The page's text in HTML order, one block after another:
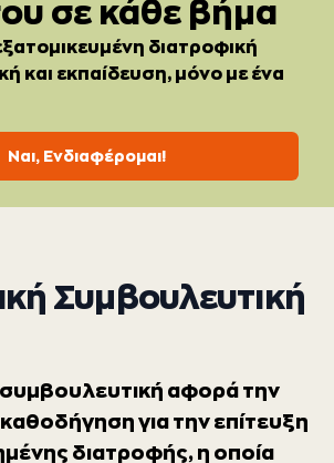
σε κάθε βήμα
διατροφική
και εκπαίδευση, μόνο με ένα
Ναι, Ενδιαφέρομαι!
Συμβουλευτική
συμβουλευτική αφορά την
για την επίτευξη
διατροφής, η οποία